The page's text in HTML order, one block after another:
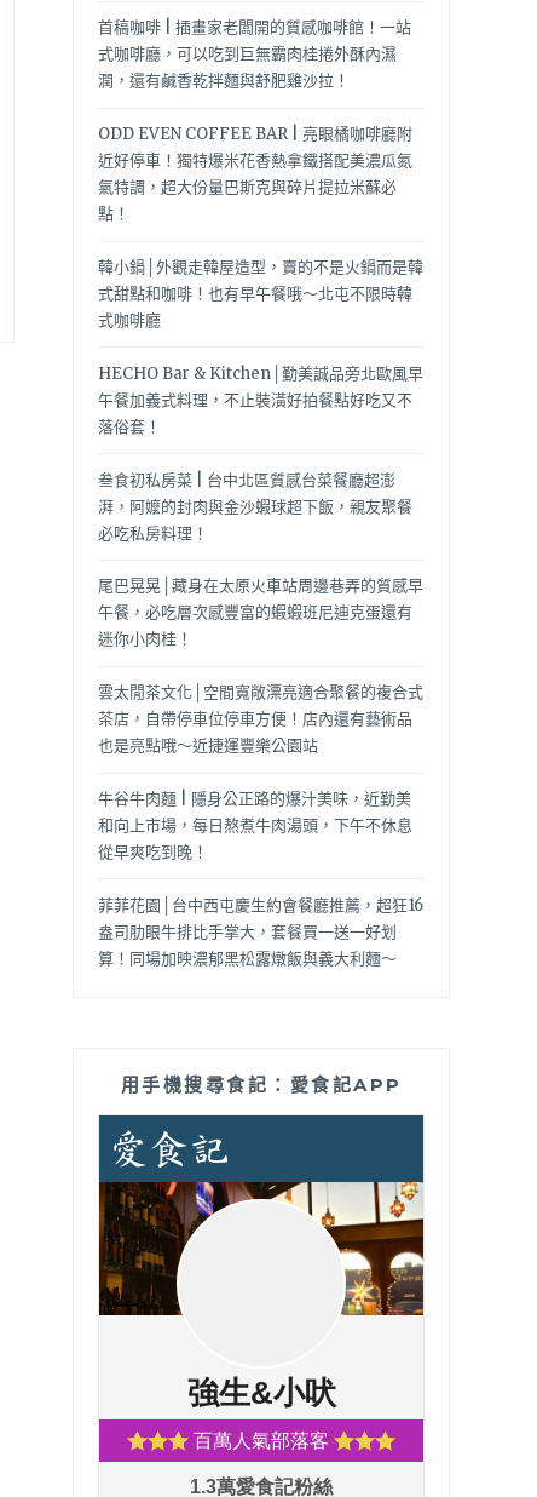
首稿咖啡 | 插畫家老闆開的質感咖啡館！一站
式咖啡廳，可以吃到巨無霸肉桂捲外酥內濕
潤，還有鹹香乾拌麵與舒肥雞沙拉！
ODD EVEN COFFEE BAR | 亮眼橘咖啡廳附
近好停車！獨特爆米花香熱拿鐵搭配美濃瓜氮
氣特調，超大份量巴斯克與碎片提拉米蘇必
點！
韓小鍋│外觀走韓屋造型，賣的不是火鍋而是韓
式甜點和咖啡！也有早午餐哦～北屯不限時韓
式咖啡廳
HECHO Bar & Kitchen│勤美誠品旁北歐風早
午餐加義式料理，不止裝潢好拍餐點好吃又不
落俗套！
叁食初私房菜 | 台中北區質感台菜餐廳超澎
湃，阿嬤的封肉與金沙蝦球超下飯，親友聚餐
必吃私房料理！
尾巴晃晃│藏身在太原火車站周邊巷弄的質感早
午餐，必吃層次感豐富的蝦蝦班尼迪克蛋還有
迷你小肉桂！
雲太閒茶文化│空間寬敞漂亮適合聚餐的複合式
茶店，自帶停車位停車方便！店內還有藝術品
也是亮點哦～近捷運豐樂公園站
牛谷牛肉麵 | 隱身公正路的爆汁美味，近勤美
和向上市場，每日熬煮牛肉湯頭，下午不休息
從早爽吃到晚！
菲菲花園│台中西屯慶生約會餐廳推薦，超狂16
盎司肋眼牛排比手掌大，套餐買一送一好划
算！同場加映濃郁黑松露燉飯與義大利麵～
用手機搜尋食記：愛食記APP